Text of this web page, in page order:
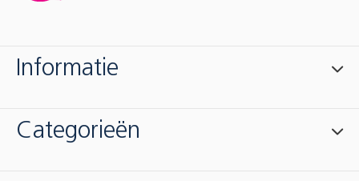
Informatie
Categorieën